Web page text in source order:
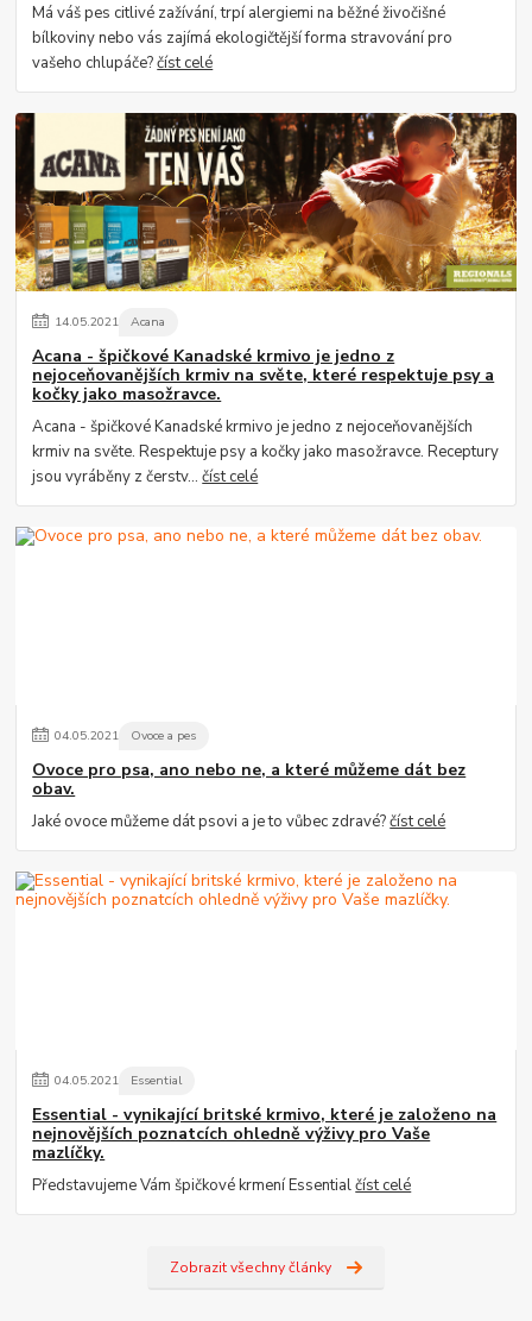
Má váš pes citlivé zažívání, trpí alergiemi na běžné živočišné
bílkoviny nebo vás zajímá ekologičtější forma stravování pro
vašeho chlupáče?číst celé
14.05.2021 Acana
Acana - špičkové Kanadské krmivo je jedno z
nejoceňovanějších krmiv na světe, které respektuje psy a
kočky jako masožravce.
Acana - špičkové Kanadské krmivo je jedno z nejoceňovanějších
krmiv na světe. Respektuje psy a kočky jako masožravce. Receptury
jsou vyráběny z čerstv...číst celé
04.05.2021 Ovoce a pes
Ovoce pro psa, ano nebo ne, a které můžeme dát bez
obav.
Jaké ovoce můžeme dát psovi a je to vůbec zdravé?číst celé
04.05.2021 Essential
Essential - vynikající britské krmivo, které je založeno na
nejnovějších poznatcích ohledně výživy pro Vaše
mazlíčky.
Představujeme Vám špičkové krmení Essentialčíst celé
Zobrazit všechny články